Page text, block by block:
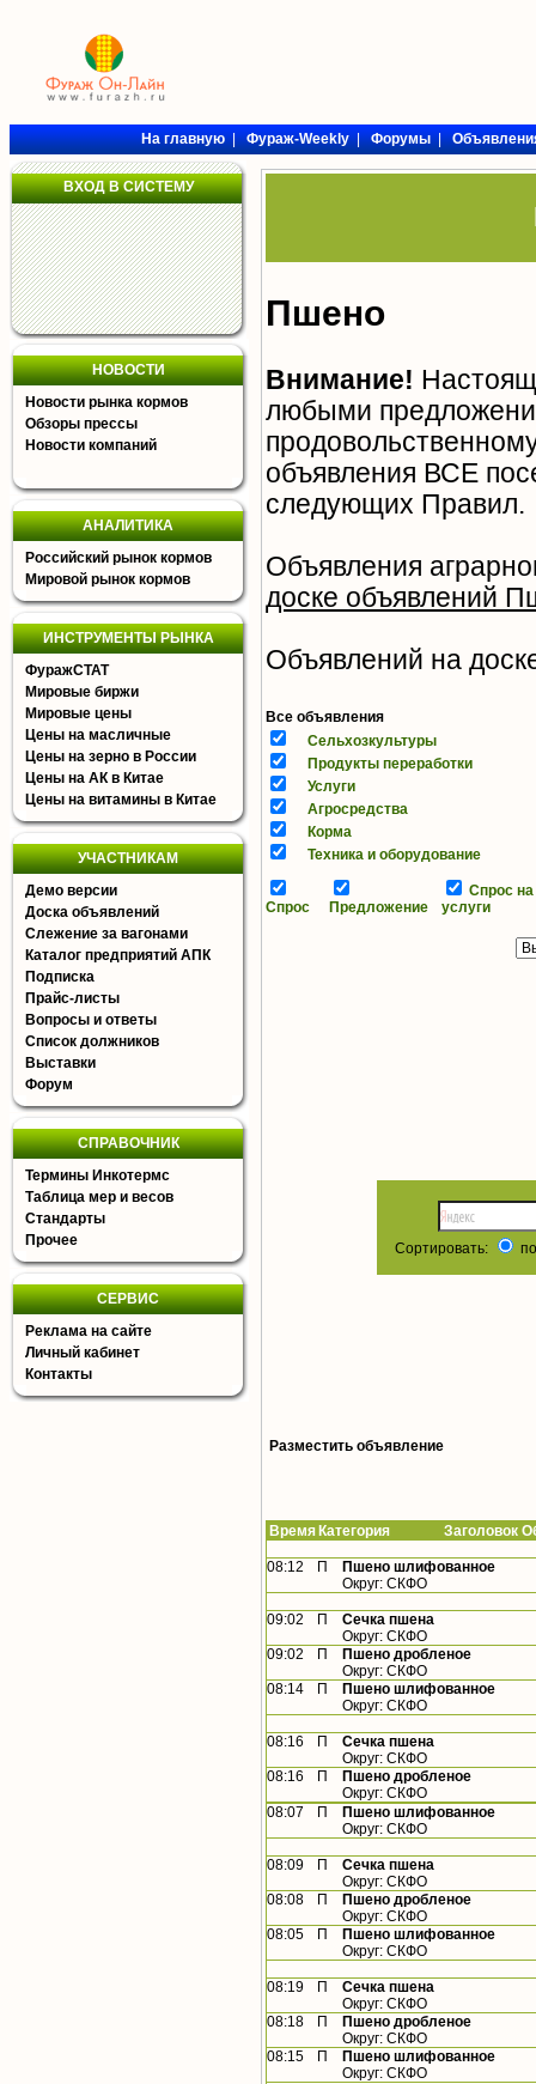
На главную|Фураж-Weekly|Форумы|
ВХОД В СИСТЕМУ
НОВОСТИ
Новости рынка кормов
Обзоры прессы
Новости компаний
АНАЛИТИКА
Российский рынок кормов
Мировой рынок кормов
ИНСТРУМЕНТЫ РЫНКА
ФуражСТАТ
Мировые биржи
Мировые цены
Цены на масличные
Цены на зерно в России
Цены на АК в Китае
Цены на витамины в Китае
УЧАСТНИКАМ
Демо версии
Доска объявлений
Слежение за вагонами
Каталог предприятий АПК
Подписка
Прайс-листы
Вопросы и ответы
Список должников
Выставки
Форум
СПРАВОЧНИК
Термины Инкотермс
Таблица мер и весов
Стандарты
Прочее
СЕРВИС
Реклама на сайте
Личный кабинет
Контакты
Пшено
Внимание!
любыми
объявления ВСЕ
следующих Правил.
Объявления
доске объявлений
Объявлений на
Все объявления
Сельхозкультуры
Продукты переработки
Услуги
Агросредства
Корма
Техника и оборудование
Спрос Предложение
Спрос на
услуги
Сортировать:
Разместить объявление
Время Категория Заголовок
08:12 П
Пшено шлифованное
Округ: СКФО
09:02 П Сечка пшена
Округ: СКФО
09:02
П
Пшено дробленое
Округ: СКФО
08:14
П
Пшено шлифованное
Округ: СКФО
08:16 П Сечка пшена
Округ: СКФО
08:16
П
Пшено дробленое
Округ: СКФО
08:07
П
Пшено шлифованное
Округ: СКФО
08:09 П Сечка пшена
Округ: СКФО
08:08
П
Пшено дробленое
Округ: СКФО
08:05
П
Пшено шлифованное
Округ: СКФО
08:19 П Сечка пшена
Округ: СКФО
08:18
П
Пшено дробленое
Округ: СКФО
08:15
П
Пшено шлифованное
Округ: СКФО